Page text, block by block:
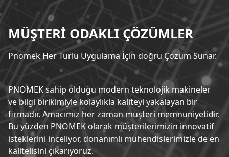
MÜŞTERİ ODAKLI ÇÖZÜMLER
Pnomek Her Türlü Uygulama İçin doğru Çözüm Sunar.
PNOMEK sahip olduğu modern teknolojik makineler
ve bilgi birikimiyle kolaylıkla kaliteyi yakalayan bir
firmadır. Amacımız her zaman müşteri memnuniyetidir.
Bu yüzden PNOMEK olarak müşterilerimizin innovatif
isteklerini inceliyor, donanımlı mühendislerimizle de en
kalitelisini çıkarıyoruz.